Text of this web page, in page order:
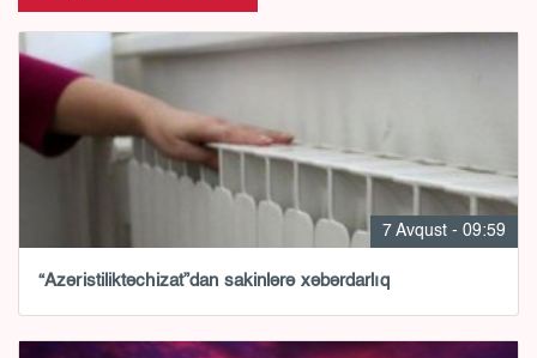
7 Avqust - 09:59
“Azəristiliktəchizat”dan sakinlərə xəbərdarlıq